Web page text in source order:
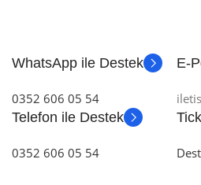
WhatsApp ile Destek
0352 606 05 54
E-
Telefon ile Destek
0352 606 05 54